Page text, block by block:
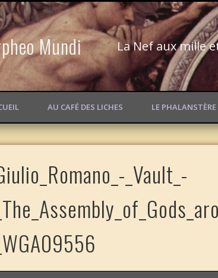
Mundi La Nef aux mille
AU CAFÉ DES LICHES LE PHALANSTÈRE
_Vault_-
_WGA09556